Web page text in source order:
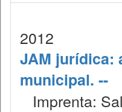
2012
JAM jurídica:
municipal. --
Imprenta: